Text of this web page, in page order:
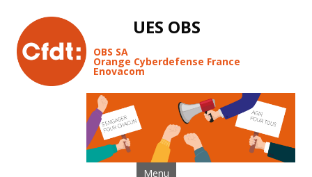
UES OBS
OBS SA
Orange Cyberdefense France
Enovacom
Menu Aller au contenu